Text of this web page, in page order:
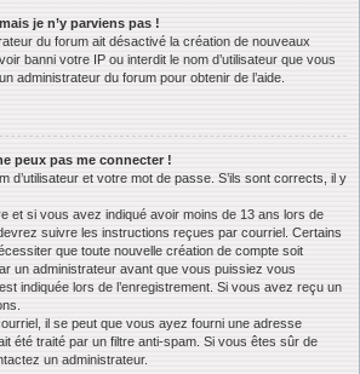
je n’y parviens pas !
du forum ait désactivé la création de nouveaux
banni votre IP ou interdit le nom d’utilisateur que vous
administrateur du forum pour obtenir de l’aide.
peux pas me connecter !
d’utilisateur et votre mot de passe. S’ils sont corrects, il y
et si vous avez indiqué avoir moins de 13 ans lors de
suivre les instructions reçues par courriel. Certains
que toute nouvelle création de compte soit
un administrateur avant que vous puissiez vous
indiquée lors de l’enregistrement. Si vous avez reçu un
il se peut que vous ayez fourni une adresse
été traité par un filtre anti-spam. Si vous êtes sûr de
un administrateur.